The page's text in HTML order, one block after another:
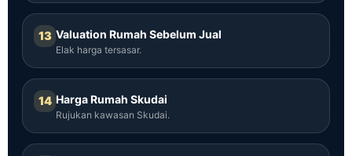
13 Valuation Rumah Sebelum Jual
Elak harga tersasar.
14 Harga Rumah Skudai
Rujukan kawasan Skudai.